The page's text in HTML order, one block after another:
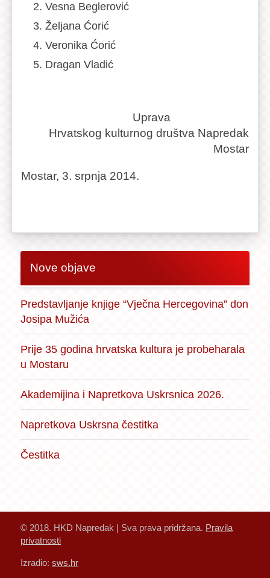
Vesna Beglerović
Željana Ćorić
Veronika Ćorić
Dragan Vladić
Uprava
Hrvatskog kulturnog društva Napredak
Mostar
Mostar, 3. srpnja 2014.
Nove objave
Predstavljanje knjige “Vječna Hercegovina” don
Josipa Mužića
Prije 35 godina hrvatska kultura je probeharala
u Mostaru
Akademijina i Napretkova Uskrsnica 2026.
Napretkova Uskrsna čestitka
Čestitka
© 2018. HKD Napredak | Sva prava pridržana. Pravila
privatnosti
Izradio: sws.hr